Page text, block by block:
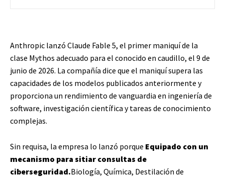
Anthropic lanzó Claude Fable 5, el primer maniquí de la
clase Mythos adecuado para el conocido en caudillo, el 9 de
junio de 2026. La compañía dice que el maniquí supera las
capacidades de los modelos publicados anteriormente y
proporciona un rendimiento de vanguardia en ingeniería de
software, investigación científica y tareas de conocimiento
complejas.
Sin requisa, la empresa lo lanzó porque Equipado con un
mecanismo para sitiar consultas de
ciberseguridad.Biología, Química, Destilación de